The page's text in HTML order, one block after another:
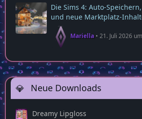
Die Sims 4:
und neue
Mariella 21. Juli 2026
Neue Downloads
Dreamy Lipgloss